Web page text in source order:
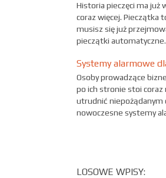
Historia pieczęci ma już
coraz więcej. Pieczątka
musisz się już
pieczątki
Systemy alarmowe
Osoby prowadzące
po ich stronie stoi
utrudnić niepożądanym
nowoczesne systemy
LOSOWE WPISY: